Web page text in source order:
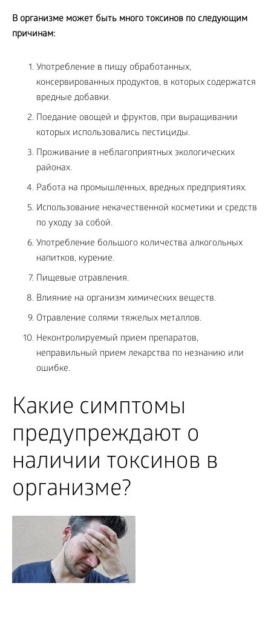
В организме может быть много токсинов по следующим
причинам:
Употребление в пищу обработанных,
консервированных продуктов, в которых содержатся
вредные добавки.
Поедание овощей и фруктов, при выращивании
которых использовались пестициды.
Проживание в неблагоприятных экологических
районах.
Работа на промышленных, вредных предприятиях.
Использование некачественной косметики и средств
по уходу за собой.
Употребление большого количества алкогольных
напитков, курение.
Пищевые отравления.
Влияние на организм химических веществ.
Отравление солями тяжелых металлов.
Неконтролируемый прием препаратов,
неправильный прием лекарства по незнанию или
ошибке.
Какие симптомы
предупреждают о
наличии токсинов в
организме?